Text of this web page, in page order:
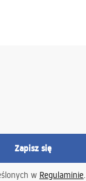
Zapisz się
w Regulaminie.